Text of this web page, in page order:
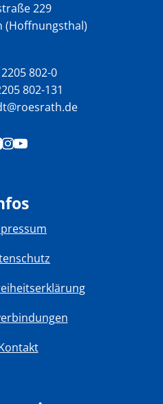
229
(Hoffnungsthal)
802-0
802-131